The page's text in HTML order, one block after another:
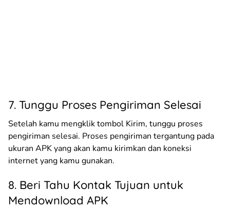
7. Tunggu Proses Pengiriman Selesai
Setelah kamu mengklik tombol Kirim, tunggu proses
pengiriman selesai. Proses pengiriman tergantung pada
ukuran APK yang akan kamu kirimkan dan koneksi
internet yang kamu gunakan.
8. Beri Tahu Kontak Tujuan untuk
Mendownload APK